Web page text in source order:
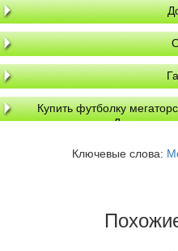
Купить футболку
Днепре,
Ключевые слова: